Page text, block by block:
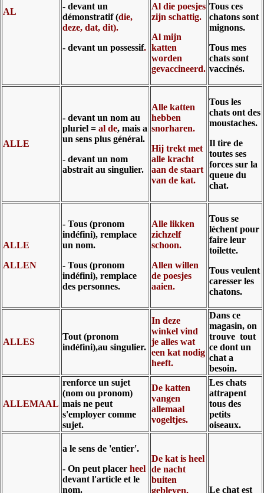
AL
- devant un
démonstratif (die,
deze, dat, dit).
- devant un possessif.
Al die poesjes
zijn schattig.
Al mijn
katten
worden
gevaccineerd.
Tous ces
chatons sont
mignons.
Tous mes
chats sont
vaccinés.
ALLE
- devant un nom au
pluriel = al de, mais a
un sens plus général.
- devant un nom
abstrait au singulier.
Alle katten
hebben
snorharen.
Hij trekt met
alle kracht
aan de staart
van de kat.
Tous les
chats ont des
moustaches.
Il tire de
toutes ses
forces sur la
queue du
chat.
ALLE
ALLEN
- Tous (pronom
indéfini), remplace
un nom.
- Tous (pronom
indéfini), remplace
des personnes.
Alle likken
zichzelf
schoon.
Allen willen
de poesjes
aaien.
Tous se
lèchent pour
faire leur
toilette.
Tous veulent
caresser les
chatons.
ALLES
Tout (pronom
indéfini),au singulier.
In deze
winkel vind
je alles wat
een kat nodig
heeft.
Dans ce
magasin, on
trouve tout
ce dont un
chat a
besoin.
ALLEMAAL
renforce un sujet
(nom ou pronom)
mais ne peut
s'employer comme
sujet.
De katten
vangen
allemaal
vogeltjes.
Les chats
attrapent
tous des
petits
oiseaux.
a le sens de 'entier'.
- On peut placer heel
devant l'article et le
nom.
De kat is heel
de nacht
buiten
gebleven.
Le chat est